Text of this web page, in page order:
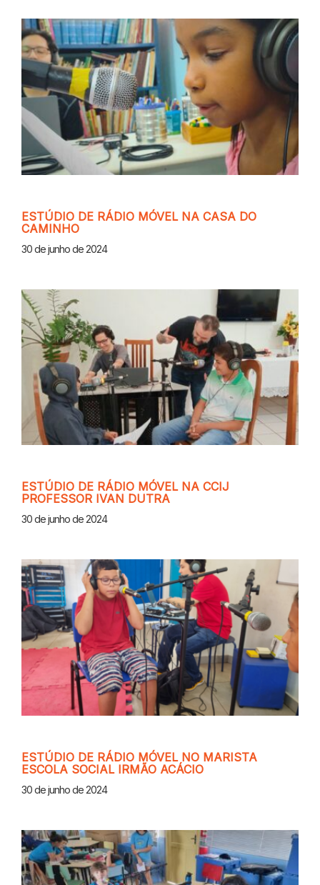
ESTÚDIO DE RÁDIO MÓVEL NA CASA DO
CAMINHO
30 de junho de 2024
ESTÚDIO DE RÁDIO MÓVEL NA CCIJ
PROFESSOR IVAN DUTRA
30 de junho de 2024
ESTÚDIO DE RÁDIO MÓVEL NO MARISTA
ESCOLA SOCIAL IRMÃO ACÁCIO
30 de junho de 2024